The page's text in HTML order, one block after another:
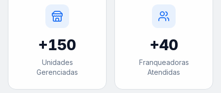
+150
Unidades
Gerenciadas
+40
Franqueadoras
Atendidas